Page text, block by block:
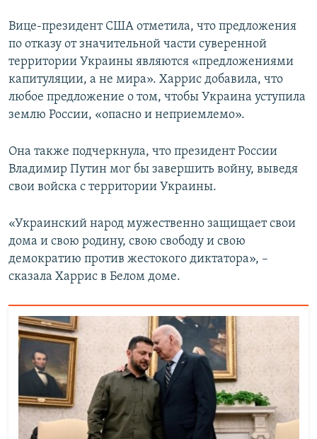
Вице-президент США отметила, что предложения
по отказу от значительной части суверенной
территории Украины являются «предложениями
капитуляции, а не мира». Харрис добавила, что
любое предложение о том, чтобы Украина уступила
землю России, «опасно и неприемлемо».
Она также подчеркнула, что президент России
Владимир Путин мог бы завершить войну, выведя
свои войска с территории Украины.
«Украинский народ мужественно защищает свои
дома и свою родину, свою свободу и свою
демократию против жестокого диктатора», –
сказала Харрис в Белом доме.